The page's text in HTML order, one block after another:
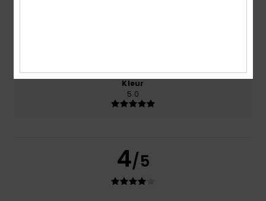
Kleur
5.0
4/5